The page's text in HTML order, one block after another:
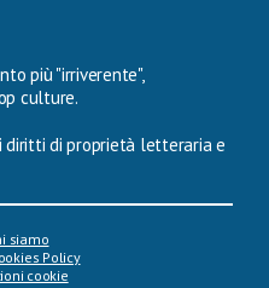
più "irriverente",
culture.
diritti di proprietà letteraria e
siamo
Policy
cookie